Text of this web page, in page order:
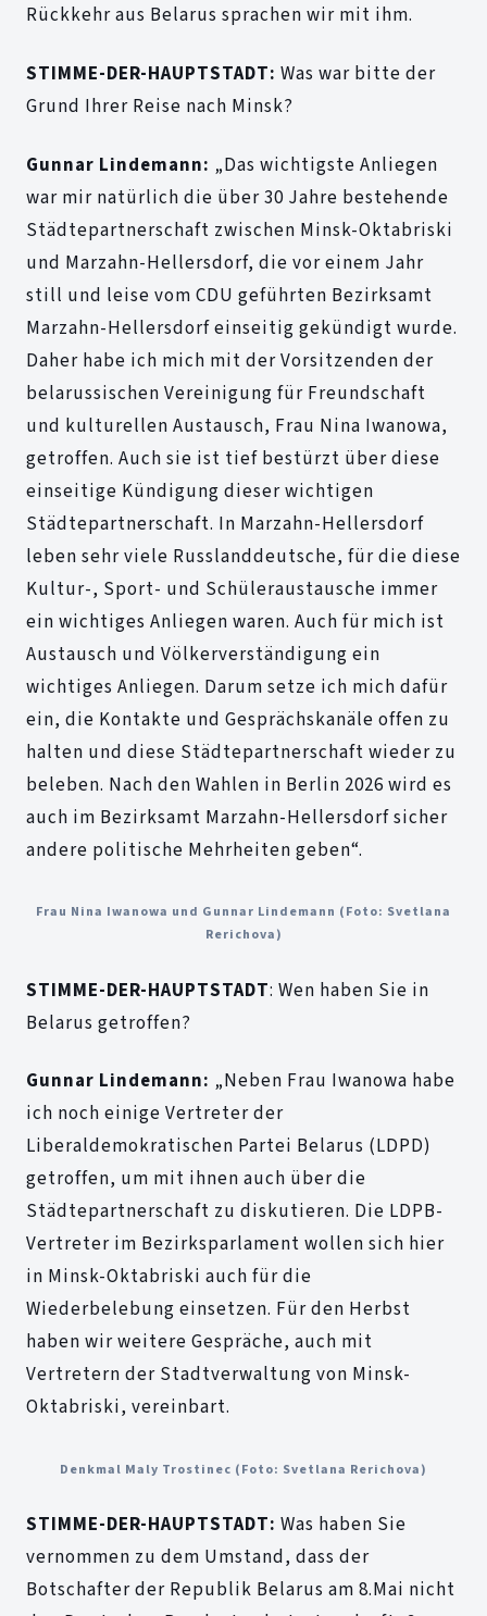
Rückkehr aus Belarus sprachen wir mit ihm.
STIMME-DER-HAUPTSTADT: Was war bitte der
Grund Ihrer Reise nach Minsk?
Gunnar Lindemann: „Das wichtigste Anliegen
war mir natürlich die über 30 Jahre bestehende
Städtepartnerschaft zwischen Minsk-Oktabriski
und Marzahn-Hellersdorf, die vor einem Jahr
still und leise vom CDU geführten Bezirksamt
Marzahn-Hellersdorf einseitig gekündigt wurde.
Daher habe ich mich mit der Vorsitzenden der
belarussischen Vereinigung für Freundschaft
und kulturellen Austausch, Frau Nina Iwanowa,
getroffen. Auch sie ist tief bestürzt über diese
einseitige Kündigung dieser wichtigen
Städtepartnerschaft. In Marzahn-Hellersdorf
leben sehr viele Russlanddeutsche, für die diese
Kultur-, Sport- und Schüleraustausche immer
ein wichtiges Anliegen waren. Auch für mich ist
Austausch und Völkerverständigung ein
wichtiges Anliegen. Darum setze ich mich dafür
ein, die Kontakte und Gesprächskanäle offen zu
halten und diese Städtepartnerschaft wieder zu
beleben. Nach den Wahlen in Berlin 2026 wird es
auch im Bezirksamt Marzahn-Hellersdorf sicher
andere politische Mehrheiten geben“.
Frau Nina Iwanowa und Gunnar Lindemann (Foto: Svetlana
Rerichova)
STIMME-DER-HAUPTSTADT: Wen haben Sie in
Belarus getroffen?
Gunnar Lindemann: „Neben Frau Iwanowa habe
ich noch einige Vertreter der
Liberaldemokratischen Partei Belarus (LDPD)
getroffen, um mit ihnen auch über die
Städtepartnerschaft zu diskutieren. Die LDPB-
Vertreter im Bezirksparlament wollen sich hier
in Minsk-Oktabriski auch für die
Wiederbelebung einsetzen. Für den Herbst
haben wir weitere Gespräche, auch mit
Vertretern der Stadtverwaltung von Minsk-
Oktabriski, vereinbart.
Denkmal Maly Trostinec (Foto: Svetlana Rerichova)
STIMME-DER-HAUPTSTADT: Was haben Sie
vernommen zu dem Umstand, dass der
Botschafter der Republik Belarus am 8.Mai nicht